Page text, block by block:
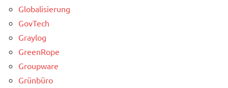
Globalisierung
GovTech
Graylog
GreenRope
Groupware
Grünbüro